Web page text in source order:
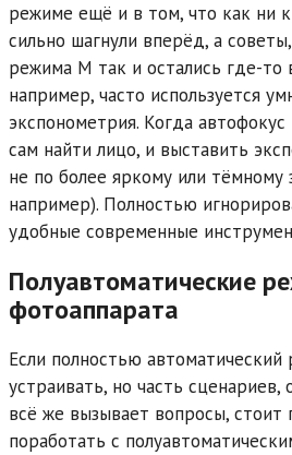
режиме ещё и в том, что как ни
сильно шагнули вперёд, а
режима М так и остались где-то
например, часто используется
экспонометрия. Когда
сам найти лицо, и выставить
не по более яркому или тёмному
например). Полностью
удобные современные
Полуавтоматические
фотоаппарата
Если полностью
устраивать, но часть
всё же вызывает вопросы, стоит
поработать с